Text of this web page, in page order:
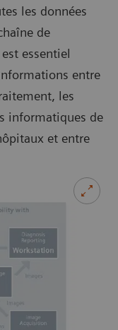
les données
de
essentiel
entre
les
informatiques de
et entre